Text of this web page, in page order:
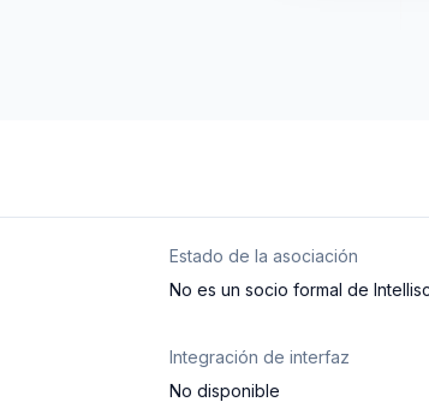
Estado de la asociación
No es un socio formal de
Integración de interfaz
No disponible